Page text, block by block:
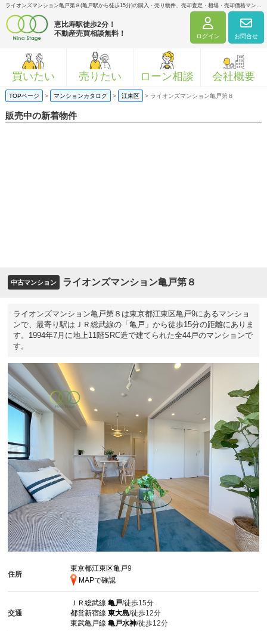
ライオンズマンション亀戸第８(亀戸駅から徒歩15分)の購入・売り物件、売却査定・相場・売却価格マンション情報｜ニナ・ステージ株式会社
恵比寿駅徒歩2分！
不動産売買相談無料！
ログイン お問合せ
買いたい 売りたい ローン相談 会社概要
TOPページ > マンションカタログ > 江東区 > ライオンズマンション亀戸第８
販売中の新着物件
中古マンション ライオンズマンション亀戸第８
ライオンズマンション亀戸第８は東京都江東区亀戸9にあるマンショ
ンで、最寄り駅はＪＲ総武線の「亀戸」から徒歩15分の距離にありま
す。1994年7月に地上11階SRC造で建てられた全44戸のマンションで
す。
住所
東京都江東区亀戸9
MAPで確認
交通
ＪＲ総武線亀戸/徒歩15分
都営新宿線東大島/徒歩12分
東武亀戸線亀戸水神/徒歩12分